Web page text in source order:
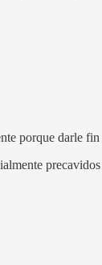
porque darle fin